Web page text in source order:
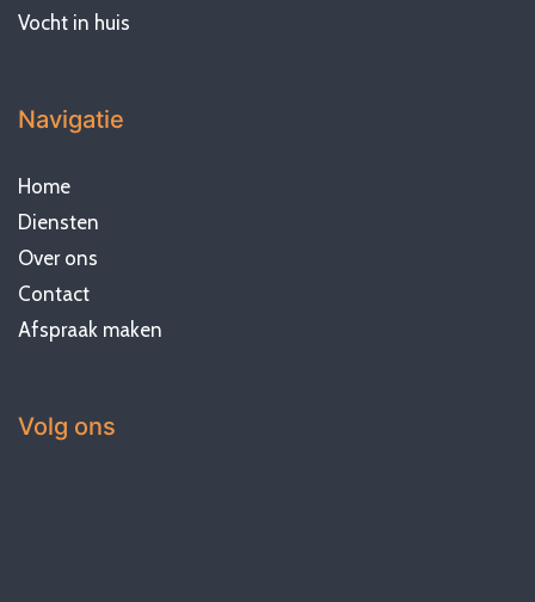
Vocht in huis
Navigatie
Home
Diensten
Over ons
Contact
Afspraak maken
Volg ons